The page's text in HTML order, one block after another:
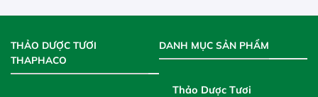
THẢO DƯỢC TƯƠI
THAPHACO
DANH MỤC SẢN PHẨM
Thảo Dược Tươi